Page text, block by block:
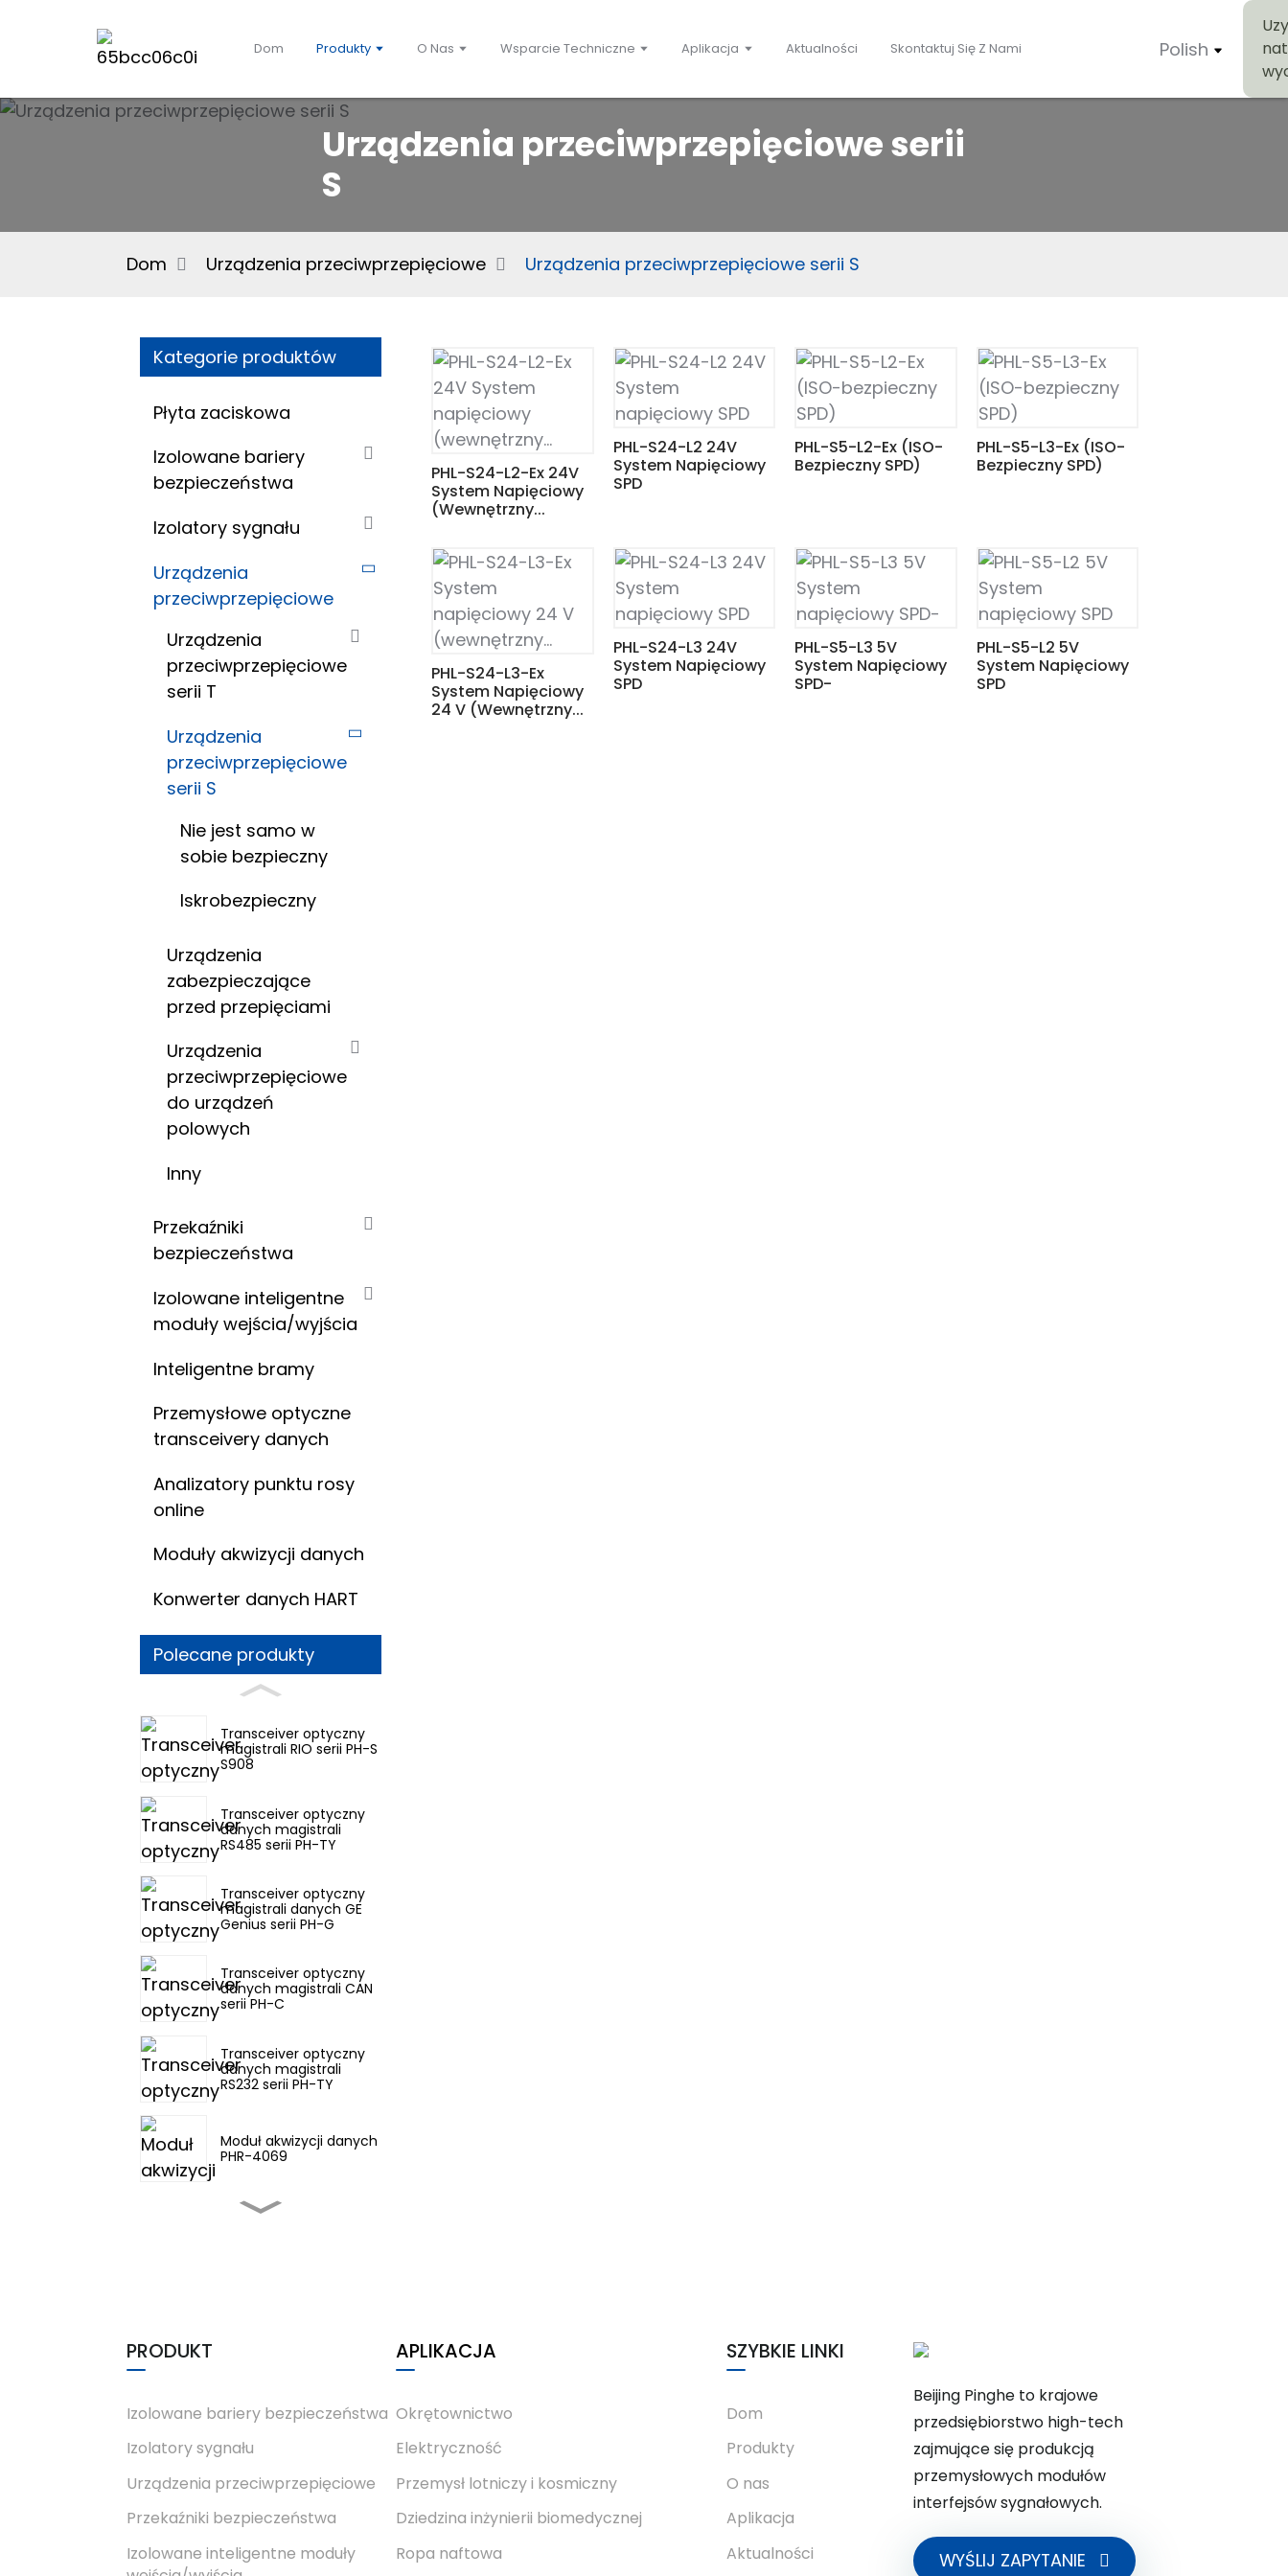
Dom Produkty O Nas Wsparcie Techniczne Aplikacja Aktualności Skontaktuj Się Z Nami Polish
Urządzenia przeciwprzepięciowe serii
S
Dom Urządzenia przeciwprzepięciowe Urządzenia przeciwprzepięciowe serii S
Kategorie produktów
Płyta zaciskowa
Izolowane bariery
bezpieczeństwa
Izolatory sygnału
Urządzenia
przeciwprzepięciowe
Urządzenia
przeciwprzepięciowe
serii T
Urządzenia
przeciwprzepięciowe
serii S
Nie jest samo w
sobie bezpieczny
Iskrobezpieczny
Urządzenia
zabezpieczające
przed przepięciami
Urządzenia
przeciwprzepięciowe
do urządzeń
polowych
Inny
Przekaźniki
bezpieczeństwa
Izolowane inteligentne
moduły wejścia/wyjścia
Inteligentne bramy
Przemysłowe optyczne
transceivery danych
Analizatory punktu rosy
online
Moduły akwizycji danych
Konwerter danych HART
Polecane produkty
Transceiver optyczny
magistrali RIO serii PH-S
S908
Transceiver optyczny
danych magistrali
RS485 serii PH-TY
Transceiver optyczny
magistrali danych GE
Genius serii PH-G
Transceiver optyczny
danych magistrali CAN
serii PH-C
Transceiver optyczny
danych magistrali
RS232 serii PH-TY
Moduł akwizycji danych
PHR-4069
Transceiver optyczny
moduły IO
PHM-7540
wejściowy analogowy
PHL-S24-L2-Ex 24V
System Napięciowy
(wewnętrzny...
PHL-S24-L2 24V
System Napięciowy
SPD
PHL-S5-L2-Ex (ISO-
Bezpieczny SPD)
PHL-S5-L3-Ex (ISO-
Bezpieczny SPD)
PHL-S24-L3-Ex
System Napięciowy
24 V (wewnętrzny...
PHL-S24-L3 24V
System Napięciowy
SPD
PHL-S5-L3 5V
System Napięciowy
SPD-
PHL-S5-L2 5V
System Napięciowy
SPD
PRODUKT
Izolowane bariery bezpieczeństwa
Izolatory sygnału
Urządzenia przeciwprzepięciowe
Przekaźniki bezpieczeństwa
Izolowane inteligentne moduły
APLIKACJA
Okrętownictwo
Elektryczność
Przemysł lotniczy i kosmiczny
Dziedzina inżynierii biomedycznej
Ropa naftowa
SZYBKIE LINKI
Dom
Produkty
O nas
Aplikacja
Aktualności
Beijing Pinghe to krajowe
przedsiębiorstwo high-tech
zajmujące się produkcją
przemysłowych modułów
interfejsów sygnałowych.
WYŚLIJ ZAPYTANIE